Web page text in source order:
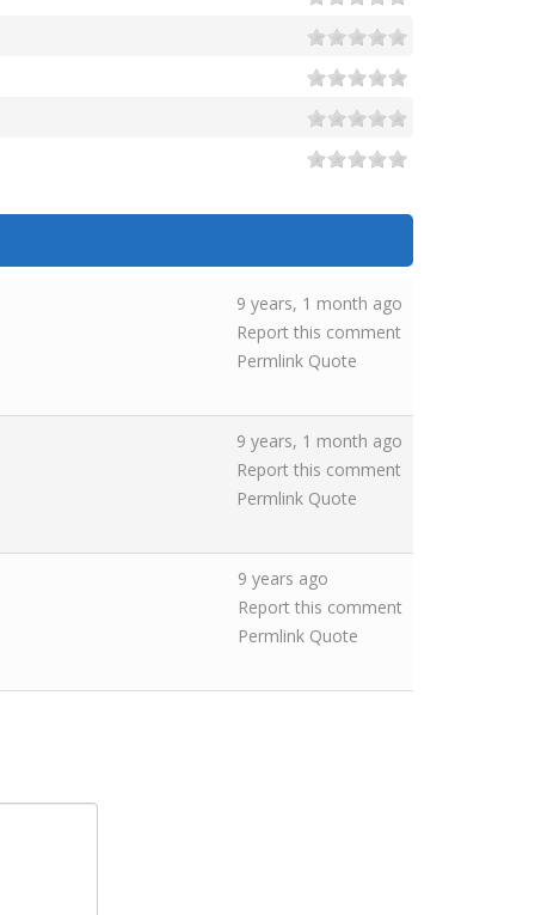
9 years, 1 month ago
Report this comment
Permlink Quote
9 years, 1 month ago
Report this comment
Permlink Quote
9 years ago
Report this comment
Permlink Quote